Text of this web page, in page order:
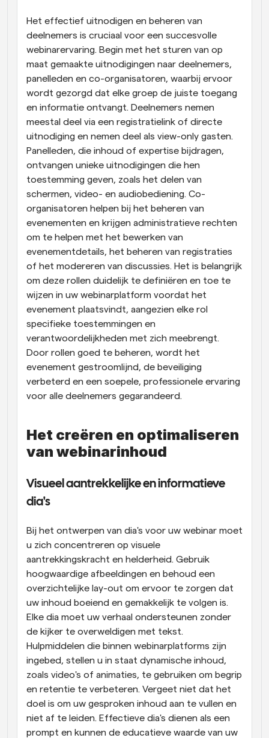
Het effectief uitnodigen en beheren van
deelnemers is cruciaal voor een succesvolle
webinarervaring. Begin met het sturen van op
maat gemaakte uitnodigingen naar deelnemers,
panelleden en co-organisatoren, waarbij ervoor
wordt gezorgd dat elke groep de juiste toegang
en informatie ontvangt. Deelnemers nemen
meestal deel via een registratielink of directe
uitnodiging en nemen deel als view-only gasten.
Panelleden, die inhoud of expertise bijdragen,
ontvangen unieke uitnodigingen die hen
toestemming geven, zoals het delen van
schermen, video- en audiobediening. Co-
organisatoren helpen bij het beheren van
evenementen en krijgen administratieve rechten
om te helpen met het bewerken van
evenementdetails, het beheren van registraties
of het modereren van discussies. Het is belangrijk
om deze rollen duidelijk te definiëren en toe te
wijzen in uw webinarplatform voordat het
evenement plaatsvindt, aangezien elke rol
specifieke toestemmingen en
verantwoordelijkheden met zich meebrengt.
Door rollen goed te beheren, wordt het
evenement gestroomlijnd, de beveiliging
verbeterd en een soepele, professionele ervaring
voor alle deelnemers gegarandeerd.
Het creëren en optimaliseren
van webinarinhoud
Visueel aantrekkelijke en informatieve
dia's
Bij het ontwerpen van dia's voor uw webinar moet
u zich concentreren op visuele
aantrekkingskracht en helderheid. Gebruik
hoogwaardige afbeeldingen en behoud een
overzichtelijke lay-out om ervoor te zorgen dat
uw inhoud boeiend en gemakkelijk te volgen is.
Elke dia moet uw verhaal ondersteunen zonder
de kijker te overweldigen met tekst.
Hulpmiddelen die binnen webinarplatforms zijn
ingebed, stellen u in staat dynamische inhoud,
zoals video's of animaties, te gebruiken om begrip
en retentie te verbeteren. Vergeet niet dat het
doel is om uw gesproken inhoud aan te vullen en
niet af te leiden. Effectieve dia's dienen als een
prompt en kunnen de educatieve waarde van uw